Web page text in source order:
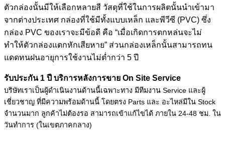
ตัวกล่องนั้นมีให้เลือกหลายสี วัสดุที่ใช้ในการผลิตนั้นนำเข้ามา
จากต่างประเทศ กล่องที่ใช้มีทั้งแบบเหล็ก และพีวีซี (PVC) ซึ่ง
กล่อง PVC ของเราจะมีข้อดี คือ “เมื่อเกิดการตกหล่นจะไม่
ทำให้ตัวกล่องแตกหักเสียหาย” ส่วนกล่องเหล็กนั้นสามารถทน
แดดทนฝนอายุการใช้งานไม่ต่ำกว่า 5 ปี
รับประกัน 1 ปี บริการหลังการขาย On Site Service
บริษัทเราเป็นผู้ดำเนินงานด้านนี้เฉพาะทาง มีทีมงาน Service และผู้
เชี่ยวชาญ ที่มีความพร้อมด้านนี้ โดยตรง Parts และ อะไหล่มีใน Stock
จำนวนมาก ลูกค้าไม่ต้องรอ สามารถเข้าแก้ไขได้ ภายใน 24-48 ชม. ใน
วันทำการ (ในเขตภาคกลาง)